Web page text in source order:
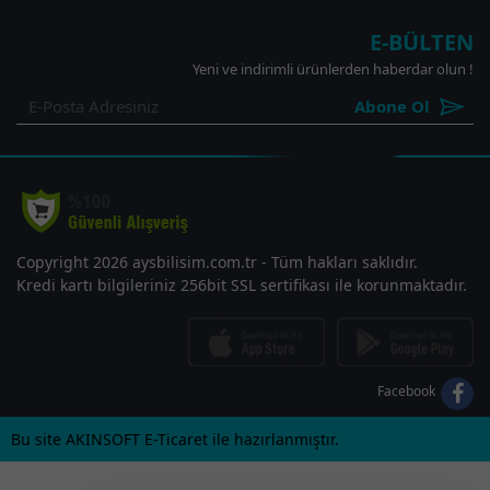
E-BÜLTEN
Yeni ve indirimli ürünlerden haberdar olun !
Abone Ol
Copyright 2026 aysbilisim.com.tr - Tüm hakları saklıdır.
Kredi kartı bilgileriniz 256bit SSL sertifikası ile korunmaktadır.
Facebook
Bu site AKINSOFT E-Ticaret ile hazırlanmıştır.